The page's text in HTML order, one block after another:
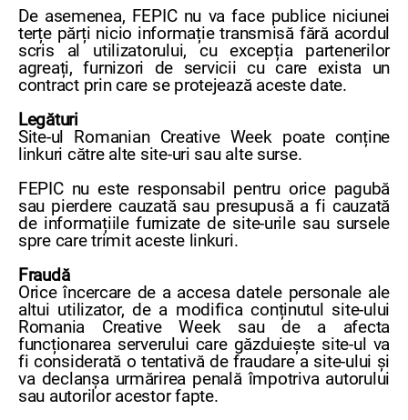
De asemenea, FEPIC nu va face publice niciunei
terțe părți nicio informație transmisă fără acordul
scris al utilizatorului, cu excepția partenerilor
agreați, furnizori de servicii cu care exista un
contract prin care se protejează aceste date.
Legături
Site-ul Romanian Creative Week poate conține
linkuri către alte site-uri sau alte surse.
FEPIC nu este responsabil pentru orice pagubă
sau pierdere cauzată sau presupusă a fi cauzată
de informațiile furnizate de site-urile sau sursele
spre care trimit aceste linkuri.
Fraudă
Orice încercare de a accesa datele personale ale
altui utilizator, de a modifica conținutul site-ului
Romania Creative Week sau de a afecta
funcționarea serverului care găzduiește site-ul va
fi considerată o tentativă de fraudare a site-ului și
va declanșa urmărirea penală împotriva autorului
sau autorilor acestor fapte.